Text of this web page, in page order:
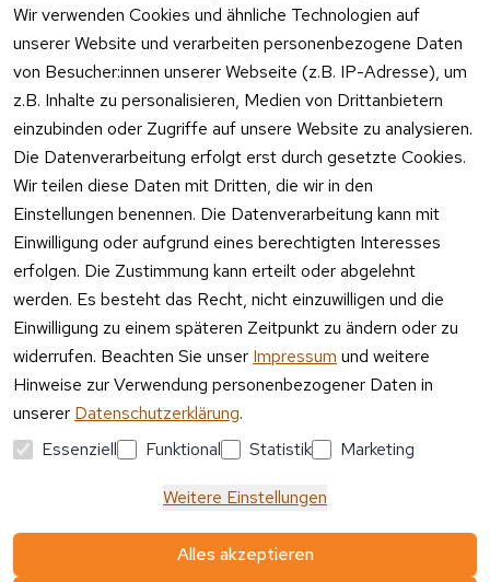
Wir verwenden Cookies und ähnliche Technologien auf
unserer Website und verarbeiten personenbezogene Daten
von Besucher:innen unserer Webseite (z.B. IP-Adresse), um
z.B. Inhalte zu personalisieren, Medien von Drittanbietern
einzubinden oder Zugriffe auf unsere Website zu analysieren.
Die Datenverarbeitung erfolgt erst durch gesetzte Cookies.
Wir teilen diese Daten mit Dritten, die wir in den
Einstellungen benennen. Die Datenverarbeitung kann mit
Einwilligung oder aufgrund eines berechtigten Interesses
erfolgen. Die Zustimmung kann erteilt oder abgelehnt
werden. Es besteht das Recht, nicht einzuwilligen und die
Einwilligung zu einem späteren Zeitpunkt zu ändern oder zu
widerrufen. Beachten Sie unser Impressum und weitere
Hinweise zur Verwendung personenbezogener Daten in
unserer Datenschutzerklärung.
Essenziell
Funktional Statistik Marketing
Weitere Einstellungen
Alles akzeptieren
nweis
Verpacku
ngshinwei
se
Altgeräte
-
Entsorgu
ng
Vertrag
widerrufen
17:00 Uhr
Telefon
Kundenservic
e:
Mo – Fr 11:00
– 15:00 Uhr
Versa
ndpa
rtner